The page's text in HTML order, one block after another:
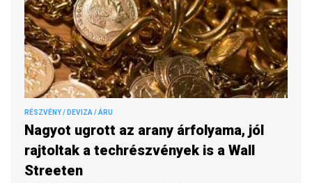
RÉSZVÉNY / DEVIZA / ÁRU
Nagyot ugrott az arany árfolyama, jól
rajtoltak a techrészvények is a Wall
Streeten